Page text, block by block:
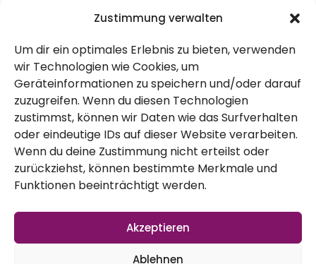
Zustimmung verwalten
Um dir ein optimales Erlebnis zu bieten, verwenden
wir Technologien wie Cookies, um
Geräteinformationen zu speichern und/oder darauf
zuzugreifen. Wenn du diesen Technologien
zustimmst, können wir Daten wie das Surfverhalten
oder eindeutige IDs auf dieser Website verarbeiten.
Wenn du deine Zustimmung nicht erteilst oder
zurückziehst, können bestimmte Merkmale und
Funktionen beeinträchtigt werden.
Akzeptieren
Ablehnen
Über Uns
Kontakt
Impressum
Datenschutz
AGB
Widerruf